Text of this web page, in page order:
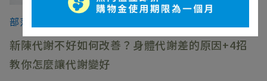
部落格文章
新陳代謝不好如何改善？身體代謝差的原因+4招
教你怎麼讓代謝變好